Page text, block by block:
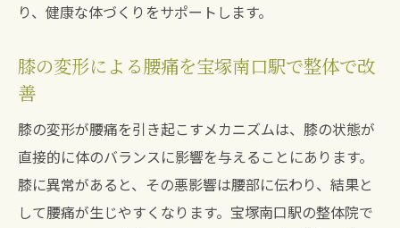
り、健康な体づくりをサポートします。
膝の変形による腰痛を宝塚南口駅で整体で改
善
膝の変形が腰痛を引き起こすメカニズムは、膝の状態が
直接的に体のバランスに影響を与えることにあります。
膝に異常があると、その悪影響は腰部に伝わり、結果と
して腰痛が生じやすくなります。宝塚南口駅の整体院で